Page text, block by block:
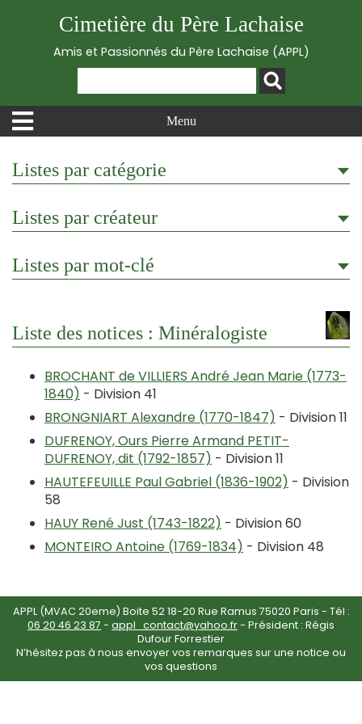
Cimetière du Père Lachaise
Amis et Passionnés du Père Lachaise (APPL)
Menu
Listes par catégorie
Listes par créateur
Listes par mot-clé
Liste des notices : Minéralogiste
BROCHANT de VILLIERS André Jean Marie (1773-
1840) - Division 41
BRONGNIART Alexandre (1770-1847) - Division 11
DUFRENOY, Ours Pierre Armand PETIT-
DUFRENOY, dit (1792-1857) - Division 11
HAUTEFEUILLE Paul Gabriel (1836-1902) - Division
58
HAUY René Just (1743-1822) - Division 60
MONTEIRO Antoine (1769-1834) - Division 48
APPL (MVAC 20eme) Boite 52 18-20 Rue Ramus 75020 Paris - Tél :
06 20 46 23 87 - appl_contact@yahoo.fr- Président : Régis
Dufour Forrestier
N’hésitez pas à nous envoyer vos remarques sur une notice ou
vos questions